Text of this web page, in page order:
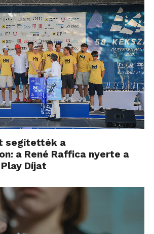
segítették a
a René Raffica nyerte a
Díjat